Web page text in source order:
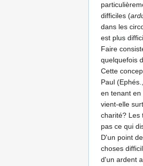
difficiles (
dans les
est plus
Faire
quelquefois
Cette
Paul
en tenant en
vient-elle
charité? Les
pas ce qui
D'un point
choses
d'un ardent